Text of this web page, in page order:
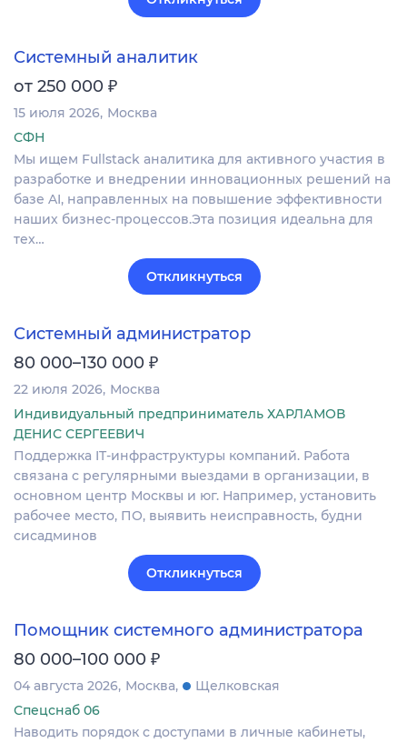
Системный аналитик
от 250 000 ₽
15 июля 2026 Москва
СФН
Мы ищем Fullstack аналитика для активного участия в
разработке и внедрении инновационных решений на
базе AI, направленных на повышение эффективности
наших бизнес-процессов.Эта позиция идеальна для
тех…
Откликнуться
Системный администратор
80 000–130 000 ₽
22 июля 2026 Москва
Индивидуальный предприниматель ХАРЛАМОВ
ДЕНИС СЕРГЕЕВИЧ
Поддержка IT-инфраструктуры компаний. Работа
связана с регулярными выездами в организации, в
основном центр Москвы и юг. Например, установить
рабочее место, ПО, выявить неисправность, будни
сисадминов
Откликнуться
Помощник системного администратора
80 000–100 000 ₽
04 августа 2026 Москва
Щелковская
Спецснаб 06
Наводить порядок с доступами в личные кабинеты,